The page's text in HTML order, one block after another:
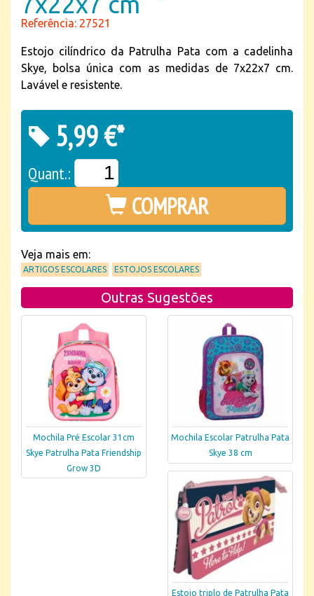
Referência: 27521
Estojo cilíndrico da Patrulha Pata com a cadelinha
Skye, bolsa única com as medidas de 7x22x7 cm.
Lavável e resistente.
5,99 €*
Quant.:
COMPRAR
Veja mais em:
ARTIGOS ESCOLARES ESTOJOS ESCOLARES
Outras Sugestões
Mochila Pré Escolar 31cm
Skye Patrulha Pata Friendship
Grow 3D
Mochila Escolar Patrulha Pata
Skye 38 cm
Estojo triplo de Patrulha Pata